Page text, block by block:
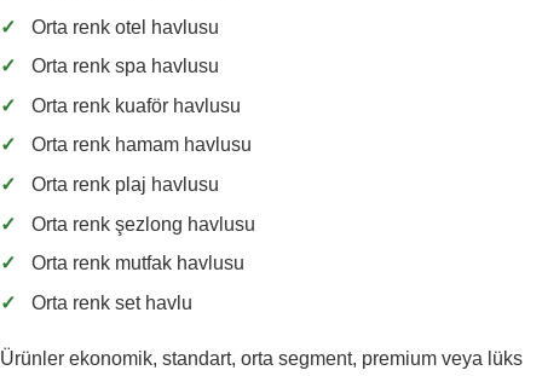
✓
Orta renk otel havlusu
✓
Orta renk spa havlusu
✓
Orta renk kuaför havlusu
✓
Orta renk hamam havlusu
✓
Orta renk plaj havlusu
✓
Orta renk şezlong havlusu
✓
Orta renk mutfak havlusu
✓
Orta renk set havlu
Ürünler ekonomik, standart, orta segment, premium veya lüks